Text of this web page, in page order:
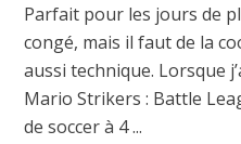
Parfait pour les jours de
congé, mais il faut de la
aussi technique. Lorsque
Mario Strikers : Battle
de soccer à 4 ...